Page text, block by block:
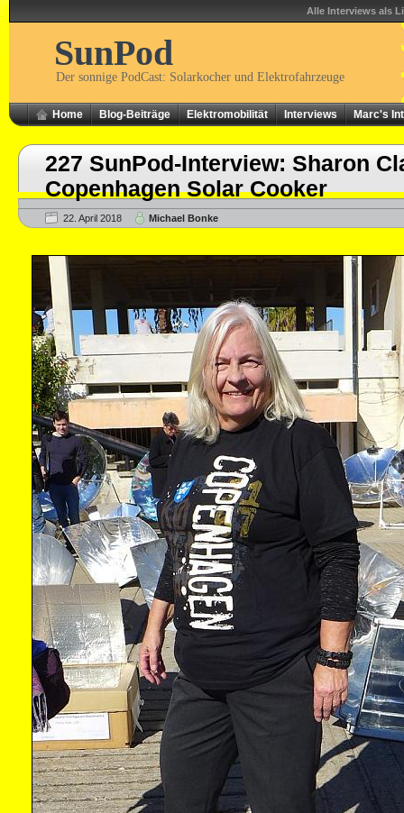
Alle Interviews als
SunPod
Der sonnige PodCast: Solarkocher und Elektrofahrzeuge
Home Blog-Beiträge Elektromobilität Interviews Marc's
227 SunPod-Interview: Sharon
Copenhagen Solar Cooker
22. April 2018 Michael Bonke